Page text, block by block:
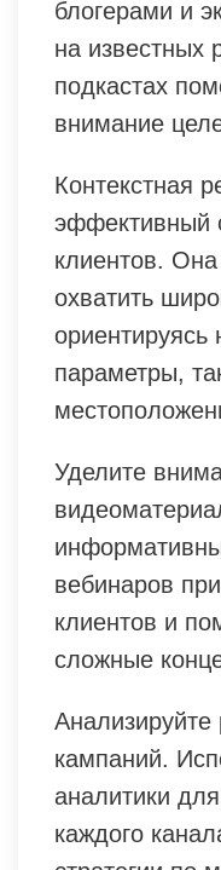
блогерами и
на известных
подкастах
внимание
Контекстная
эффективный
клиентов.
охватить
ориентируясь
параметры,
Уделите
вебинаров
клиентов и
сложные
Анализируйте
кампаний.
аналитики
каждого